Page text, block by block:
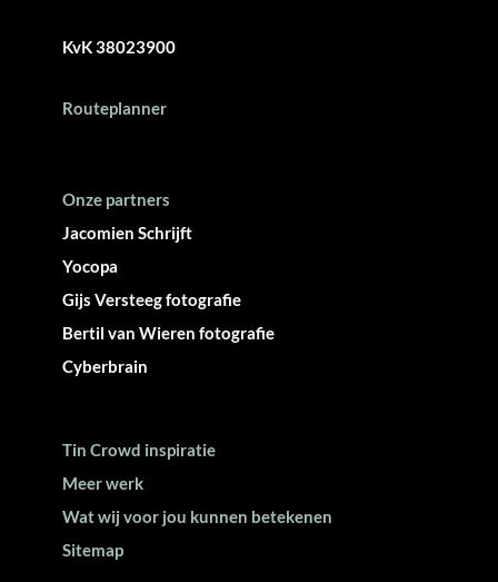
KvK 38023900
Routeplanner
Onze partners
Jacomien Schrijft
Yocopa
Gijs Versteeg fotografie
Bertil van Wieren fotografie
Cyberbrain
Tin Crowd inspiratie
Meer werk
Wat wij voor jou kunnen betekenen
Sitemap